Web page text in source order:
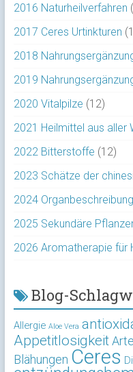
2016 Naturheilverfahren
2017 Ceres Urtinkturen
2018
2019
2020 Vitalpilze (12)
2021 Heilmittel aus aller
2022 Bitterstoffe (12)
2023 Schätze der
2024
2025 Sekundäre
2026 Aromatherapie für
Blog-
Allergie Aloe Vera
Appetitlosigkeit
Blähungen Ceres